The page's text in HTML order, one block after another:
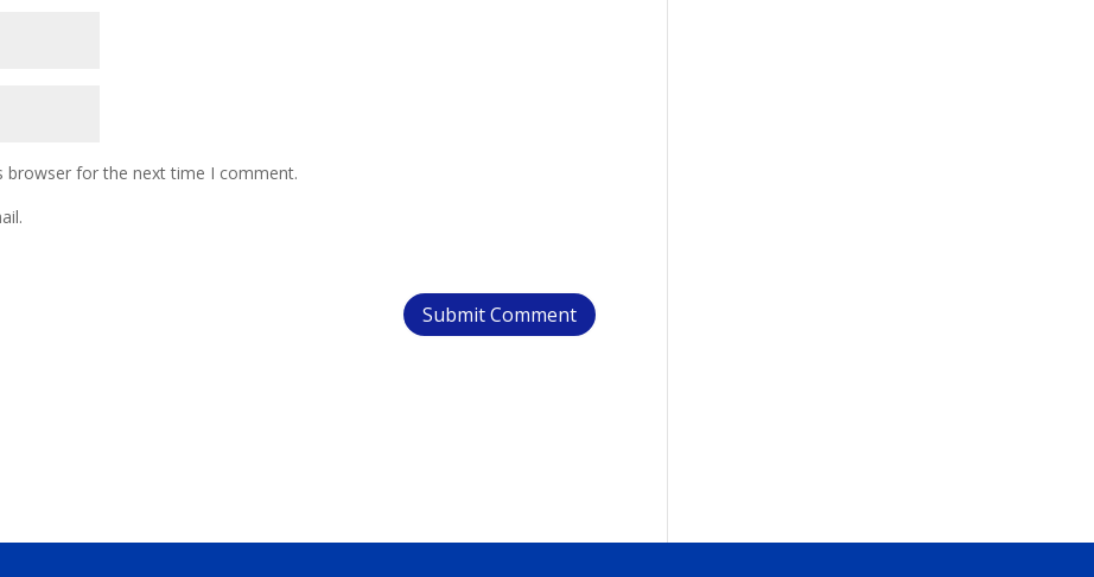
browser for the next time I comment.